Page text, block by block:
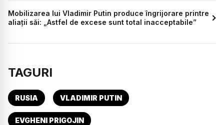
Mobilizarea lui Vladimir Putin produce îngrijorare printre
aliații săi: „Astfel de excese sunt total inacceptabile”
TAGURI
RUSIA VLADIMIR PUTIN
EVGHENI PRIGOJIN